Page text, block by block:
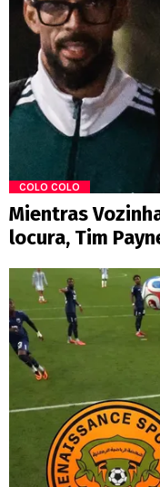
COLO COLO
Mientras
locura, Tim